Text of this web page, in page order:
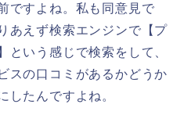
ですよね。私も同意見で
あえず検索エンジンで【プ
いう感じで検索をして、
スの口コミがあるかどうか
したんですよね。